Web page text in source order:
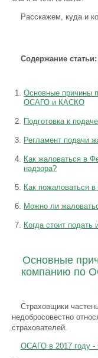
Расскажем, куда и
Содержание статьи:
Основные причины
ОСАГО и КАСКО
Подготовка к
Регламент подачи
Как жаловаться в
надзора?
Как пожаловаться
Можно ли
Когда стоит подать
Основные
компанию по
Страховщики
недобросовестно
страхователей.
ОСАГО в 2017 году -